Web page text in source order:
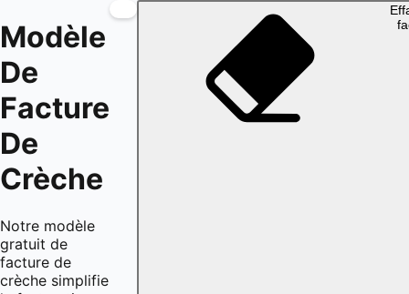
Modèle
De
Facture
De
Crèche
Notre modèle
gratuit de
facture de
crèche simplifie